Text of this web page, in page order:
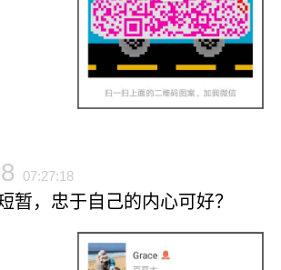
07:27:18
暂，忠于自己的内心可好？